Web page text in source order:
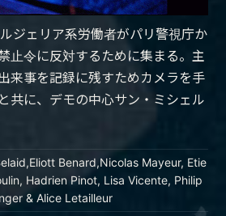
ジェリア系労働者がパリ警視庁か
止令に反対するために集まる。主
来事を記録に残すためカメラを手
共に、デモの中心サン・ミシェル
Benard,Nicolas Mayeur, Etie
Hadrien Pinot, Lisa Vicente, Philip
& Alice Letailleur